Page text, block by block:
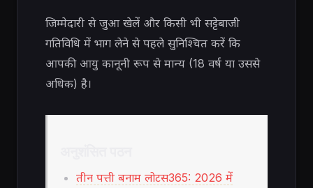
जिम्मेदारी से जुआ खेलें और किसी भी सट्टेबाजी
गतिविधि में भाग लेने से पहले सुनिश्चित करें कि
आपकी आयु कानूनी रूप से मान्य (18 वर्ष या उससे
अधिक) है।
तीन पत्ती बनाम लोटस365: 2026 में